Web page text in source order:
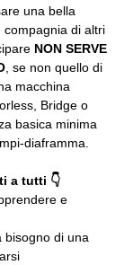
una bella
di altri
NON SERVE
, se non quello di
macchina
Bridge o
basica minima
diaframma.
a tutti 👇
e
bisogno di una